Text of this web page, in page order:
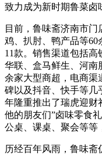
致力成为新时期鲁菜卤
目前，鲁味斋济南市门
鸡、扒肘、鸭产品等
11款。销售渠道包括高
华联、盒马鲜生、河南
余家大型商超，电商渠
碑以及抖音、快手等几
年隆重推出了瑞虎迎财
他的朋友们”卤味零食
公桌、课桌、聚会等等
历经百年风雨，鲁味